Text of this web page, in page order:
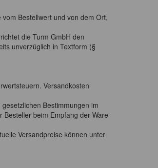
Bestellwert und von dem Ort,
die Turm GmbH den
unverzüglich in Textform (§
Versandkosten
Bestimmungen im
beim Empfang der Ware
Versandpreise können unter